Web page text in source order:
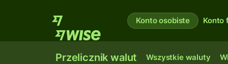
Konto osobiste Konto
Przelicznik walut Wszystkie waluty